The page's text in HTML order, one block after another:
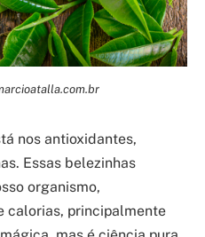
nos antioxidantes,
Essas belezinhas
organismo,
calorias, principalmente